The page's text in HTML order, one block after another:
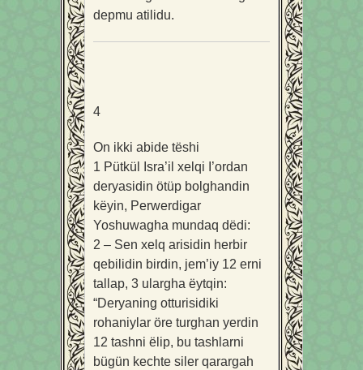
depmu atilidu.
4
On ikki abide tëshi
1 Pütkül Isra’il xelqi I’ordan
deryasidin ötüp bolghandin
këyin, Perwerdigar
Yoshuwagha mundaq dëdi:
2 – Sen xelq arisidin herbir
qebilidin birdin, jem’iy 12 erni
tallap, 3 ulargha ëytqin:
“Deryaning otturisidiki
rohaniylar öre turghan yerdin
12 tashni ëlip, bu tashlarni
bügün kechte siler qarargah